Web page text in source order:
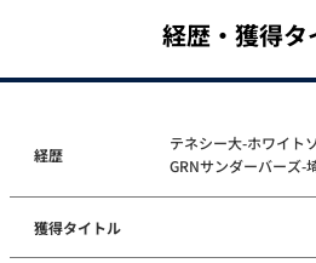
経歴・獲得タ
経歴
テネシー大-ホワイト
GRNサンダーバーズ-
獲得タイトル